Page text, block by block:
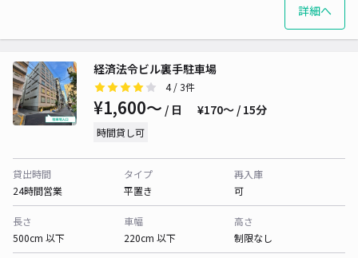
詳細へ
経済法令ビル裏手駐車場
4/ 3件
¥1,600〜 / 日 ¥170〜 / 15分
時間貸し可
貸出時間
24時間営業
タイプ
平置き
再入庫
可
長さ
500cm 以下
車幅
220cm 以下
高さ
制限なし